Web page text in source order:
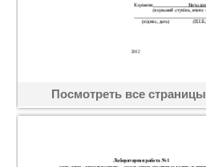
Посмотреть все страницы